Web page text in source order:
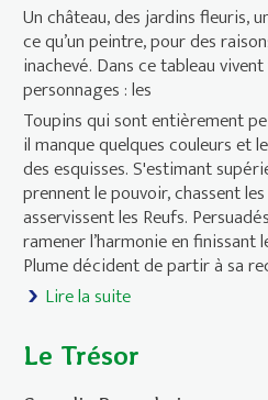
Un château, des jardins fleuris,
ce qu’un peintre, pour des
inachevé. Dans ce tableau
personnages : les
Toupins qui sont entièrement
il manque quelques couleurs et
des esquisses. S'estimant
prennent le pouvoir, chassent
asservissent les Reufs.
ramener l’harmonie en finissant
Plume décident de partir à sa
Lire la suite
Le Trésor